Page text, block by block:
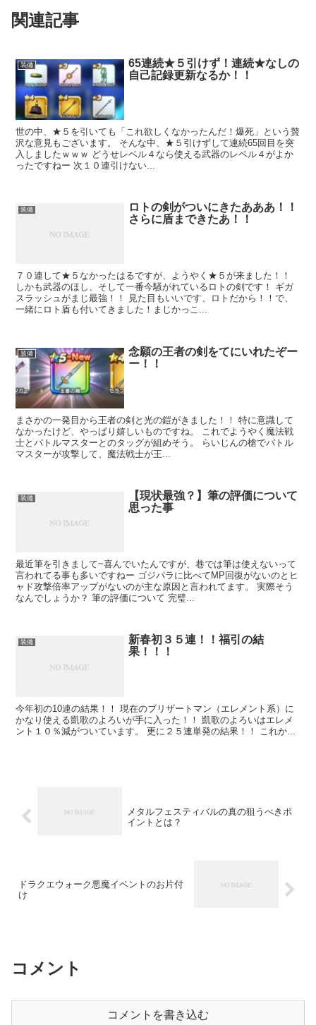
関連記事
装備
65連続★５引けず！連続★なしの
自己記録更新なるか！！
世の中、★５を引いても「これ欲しくなかったんだ！爆死」という贅
沢な意見もございます。 そんな中、★５引けずして連続65回目を突
入しましたｗｗｗ どうせレベル４なら使える武器のレベル４がよか
ったですねー 次１０連引けない...
装備
ロトの剣がついにきたあああ！！
さらに盾まできたあ！！
７０連して★５なかったはるですが、ようやく★５が来ました！！
しかも武器のほし、そして一番今騒がれているロトの剣です！ ギガ
スラッシュがまじ最強！！ 見た目もいいです、ロトだから！！で、
一緒にロト盾も付いてきました！まじかっこ...
装備
念願の王者の剣をてにいれたぞー
ー！！
まさかの一発目から王者の剣と光の鎧がきました！！ 特に意識して
なかったけど、やっぱり嬉しいものですね。 これでようやく魔法戦
士とバトルマスターとのタッグが組めそう。 らいじんの槍でバトル
マスターが攻撃して、魔法戦士が王...
装備
【現状最強？】筆の評価について
思った事
最近筆を引きまして~喜んでいたんですが、巷では筆は使えないって
言われてる事も多いですねー ゴジパラに比べてMP回復がないのとヒ
ャド攻撃倍率アップがないのが主な原因と言われてます。 実際そう
なんでしょうか？ 筆の評価について 完璧...
装備
新春初３５連！！福引の結
果！！！
今年初の10連の結果！！ 現在のブリザートマン（エレメント系）に
かなり使える凱歌のよろいが手に入った！！ 凱歌のよろいはエレメ
ント１０％減がついています。 更に２５連単発の結果！！ これか...
メタルフェスティバルの真の狙うべきポ
イントとは？
ドラクエウォーク悪魔イベントのお片付
け
コメント
コメントを書き込む